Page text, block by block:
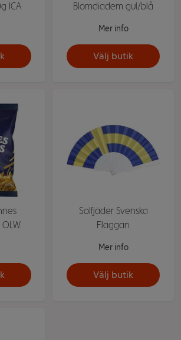
ICA Blomdiadem gul/blå
Mer info
Välj butik
Solfjäder Svenska
Flaggan
Mer info
Välj butik